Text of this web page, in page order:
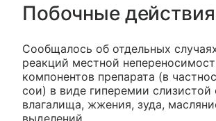
Побочные действия
Сообщалось об отдельных
реакций местной
компонентов препарата (в
сои) в виде гиперемии слизистой
влагалища, жжения, зуда,